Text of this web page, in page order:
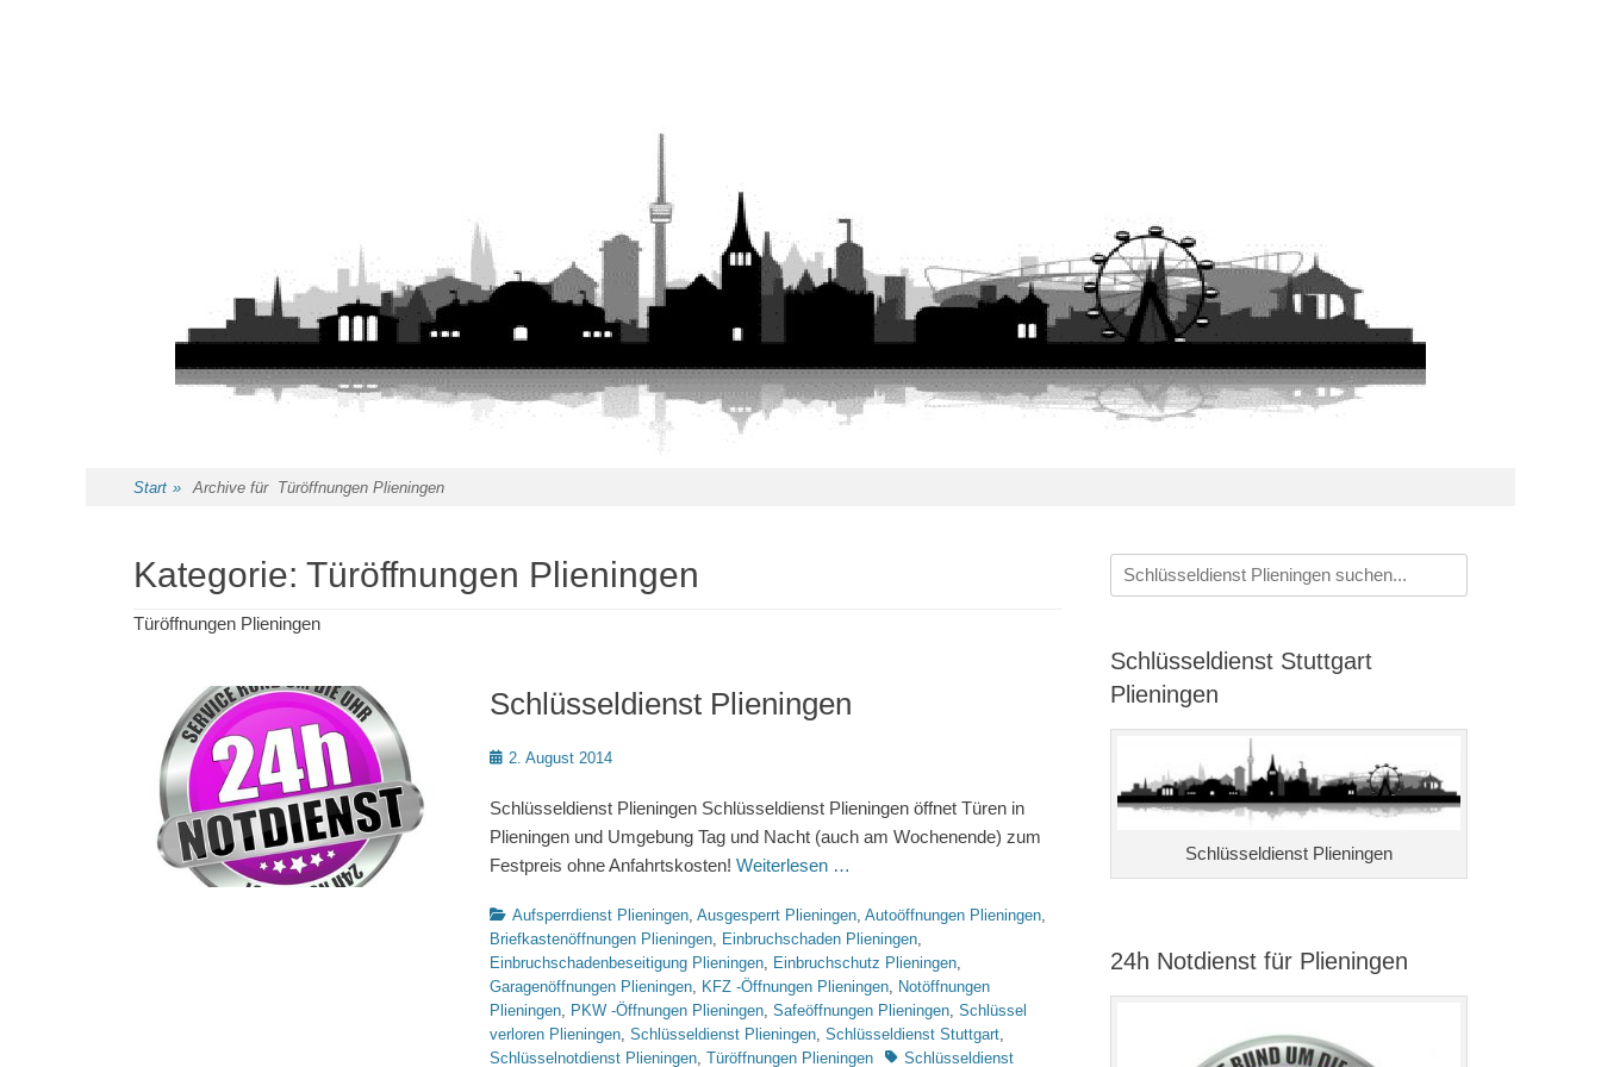
Start » Archive für Türöffnungen Plieningen
Kategorie: Türöffnungen Plieningen
Türöffnungen Plieningen
Schlüsseldienst Plieningen
Posted
2. August 2014
Schlüsseldienst Plieningen Schlüsseldienst Plieningen öffnet Türen in
Plieningen und Umgebung Tag und Nacht (auch am Wochenende) zum
Festpreis ohne Anfahrtskosten! Weiterlesen …
Kategorien
Aufsperrdienst Plieningen, Ausgesperrt Plieningen, Autoöffnungen Plieningen,
Briefkastenöffnungen Plieningen, Einbruchschaden Plieningen,
Einbruchschadenbeseitigung Plieningen, Einbruchschutz Plieningen,
Garagenöffnungen Plieningen, KFZ -Öffnungen Plieningen, Notöffnungen
Plieningen, PKW -Öffnungen Plieningen, Safeöffnungen Plieningen, Schlüssel
verloren Plieningen, Schlüsseldienst Plieningen, Schlüsseldienst Stuttgart,
Schlüsselnotdienst Plieningen, Türöffnungen Plieningen Schlagworte
Schlüsseldienst
Suchen
nach:
Schlüsseldienst Stuttgart
Plieningen
Schlüsseldienst Plieningen
24h Notdienst für Plieningen